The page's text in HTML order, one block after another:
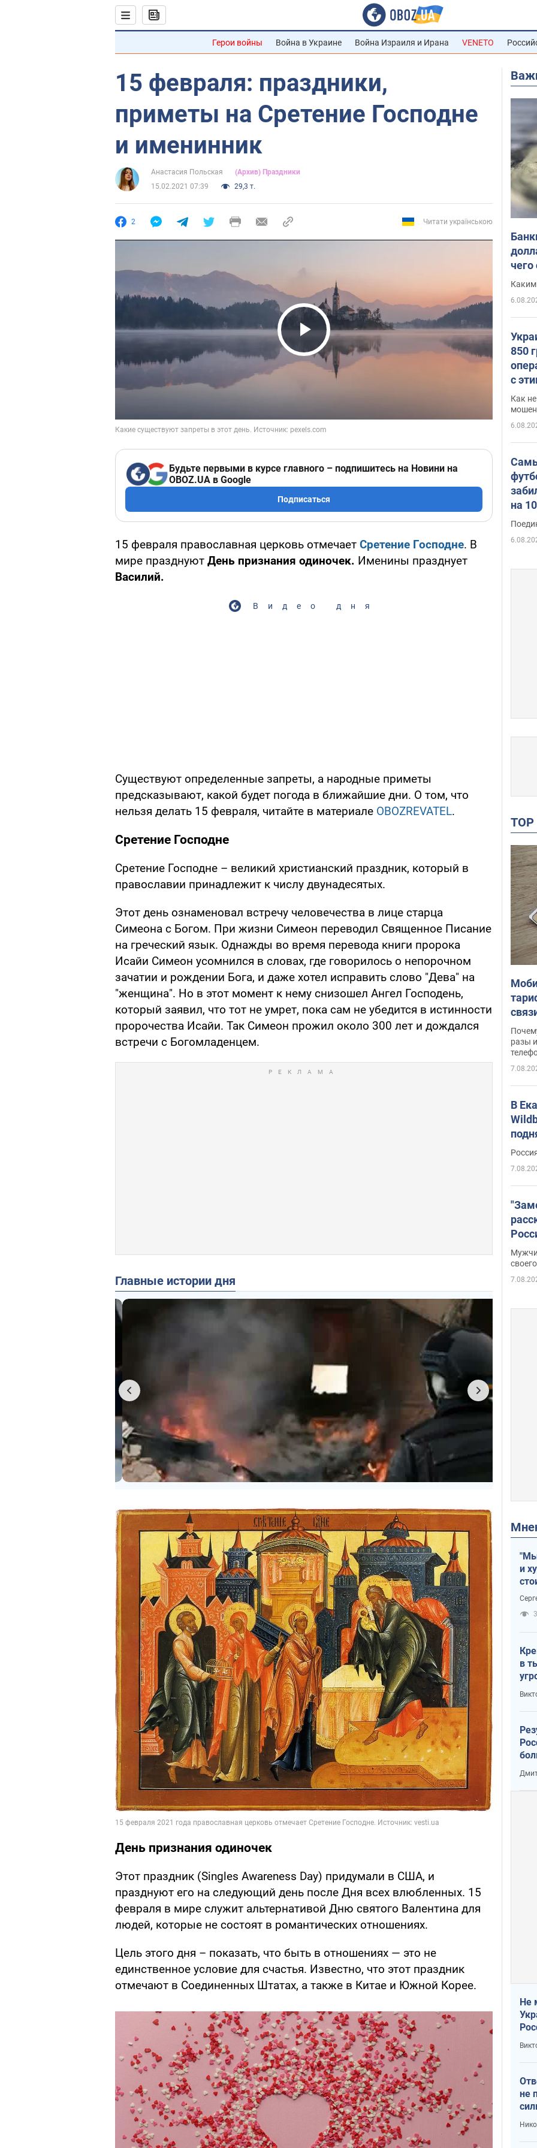
Герои войны Война в Украине Война Израиля и Ирана VENETO
15 февраля: праздники,
приметы на Сретение Господне
и именинник
Анастасия Польская
(Архив) Праздники
15.02.2021 07:39
29,3 т.
2 Читати українською
Play Video
Будьте первыми в курсе главного – подпишитесь на Новини на
OBOZ.UA в Google
Подписаться
15 февраля православная церковь отмечает Сретение Господне. В
мире празднуют День признания одиночек. Именины празднует
Василий.
Видео дня
Существуют определенные запреты, а народные приметы
предсказывают, какой будет погода в ближайшие дни. О том, что
нельзя делать 15 февраля, читайте в материале OBOZREVATEL.
Сретение Господне
Сретение Господне – великий христианский праздник, который в
православии принадлежит к числу двунадесятых.
Этот день ознаменовал встречу человечества в лице старца
Симеона с Богом. При жизни Симеон переводил Священное Писание
на греческий язык. Однажды во время перевода книги пророка
Исайи Симеон усомнился в словах, где говорилось о непорочном
зачатии и рождении Бога, и даже хотел исправить слово "Дева" на
"женщина". Но в этот момент к нему снизошел Ангел Господень,
который заявил, что тот не умрет, пока сам не убедится в истинности
пророчества Исайи. Так Симеон прожил около 300 лет и дождался
встречи с Богомладенцем.
Главные истории дня
День признания одиночек
Этот праздник (Singles Awareness Day) придумали в США, и
празднуют его на следующий день после Дня всех влюбленных. 15
февраля в мире служит альтернативой Дню святого Валентина для
людей, которые не состоят в романтических отношениях.
Цель этого дня – показать, что быть в отношениях — это не
единственное условие для счастья. Известно, что этот праздник
отмечают в Соединенных Штатах, а также в Китае и Южной Корее.
Каким
850
с
Как
на
разы
В
Фото
и
в
Не
не